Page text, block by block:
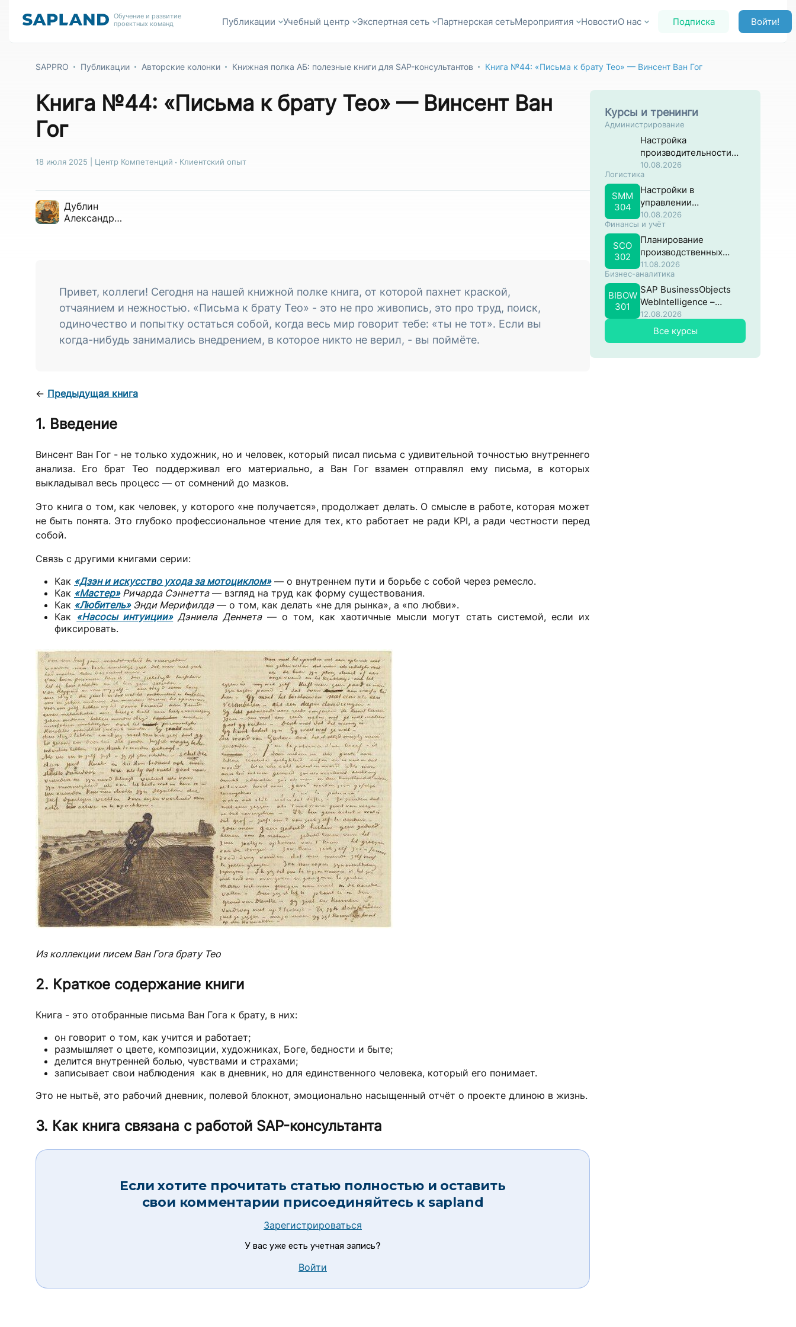
Обучение и развитие
проектных команд
Публикации Учебный центр Экспертная сеть Партнерская сетьМероприятия НовостиО нас Подписка Войти!
SAPPRO Публикации Авторские колонки Книжная полка АБ: полезные книги для SAP-консультантов Книга №44: «Письма к брату Тео» — Винсент Ван Гог
Книга №44: «Письма к брату Тео» — Винсент Ван
Гог
18 июля 2025 Центр Компетенций Клиентский опыт
Дублин
Александр
Привет, коллеги! Сегодня на нашей книжной полке книга, от которой пахнет краской,
отчаянием и нежностью. «Письма к брату Тео» - это не про живопись, это про труд, поиск,
одиночество и попытку остаться собой, когда весь мир говорит тебе: «ты не тот». Если вы
когда-нибудь занимались внедрением, в которое никто не верил, - вы поймёте.
← Предыдущая книга
1. Введение
Винсент Ван Гог - не только художник, но и человек, который писал письма с удивительной точностью внутреннего
анализа. Его брат Тео поддерживал его материально, а Ван Гог взамен отправлял ему письма, в которых
выкладывал весь процесс — от сомнений до мазков.
Это книга о том, как человек, у которого «не получается», продолжает делать. О смысле в работе, которая может
не быть понята. Это глубоко профессиональное чтение для тех, кто работает не ради KPI, а ради честности перед
собой.
Связь с другими книгами серии:
Как «Дзэн и искусство ухода за мотоциклом»— о внутреннем пути и борьбе с собой через ремесло.
Как «Мастер»Ричарда Сэннетта— взгляд на труд как форму существования.
Как «Любитель»Энди Мерифилда— о том, как делать «не для рынка», а «по любви».
Как «Насосы интуиции»Дэниела Деннета— о том, как хаотичные мысли могут стать системой, если их
фиксировать.
Из коллекции писем Ван Гога брату Тео
2. Краткое содержание книги
Книга - это отобранные письма Ван Гога к брату, в них:
он говорит о том, как учится и работает;
размышляет о цвете, композиции, художниках, Боге, бедности и быте;
делится внутренней болью, чувствами и страхами;
записывает свои наблюдения как в дневник, но для единственного человека, который его понимает.
Это не нытьё, это рабочий дневник, полевой блокнот, эмоционально насыщенный отчёт о проекте длиною в жизнь.
3. Как книга связана с работой SAP-консультанта
Если хотите прочитать статью полностью и оставить
свои комментарии присоединяйтесь к sapland
Зарегистрироваться
У вас уже есть учетная запись?
Войти
Курсы и тренинги
Администрирование
Настройка
производительности
систем на основе SAP
NW ABAP
10.08.2026
Логистика
SMM
304
Настройки в
управлении
материальными
потоками в SAP
10.08.2026
Финансы и учёт
SCO
302
Планирование
производственных
затрат в SAP
11.08.2026
Бизнес-аналитика
BIBOW
301
SAP BusinessObjects
WebIntelligence –
Продвинутый
12.08.2026
Все курсы